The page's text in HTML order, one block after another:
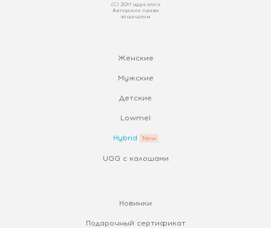
(С) 2017 uggs.store
Авторские права
защищены
Женские
Мужские
Детские
Lowmel
Hybrid
UGG с калошами
Новинки
Подарочный сертификат